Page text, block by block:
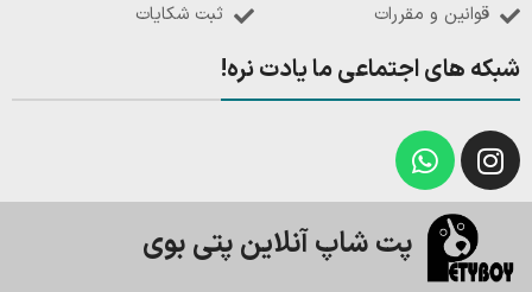
قوانین و مقررات
ثبت شکایات
شبکه های اجتماعی ما یادت نره!
پت شاپ آنلاین پتی بوی